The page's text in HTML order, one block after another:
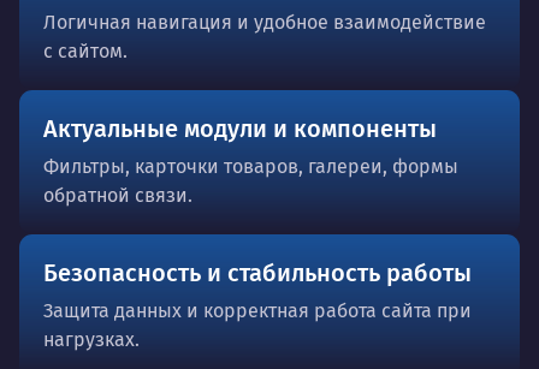
Логичная навигация и удобное взаимодействие
с сайтом.
Актуальные модули и компоненты
Фильтры, карточки товаров, галереи, формы
обратной связи.
Безопасность и стабильность работы
Защита данных и корректная работа сайта при
нагрузках.